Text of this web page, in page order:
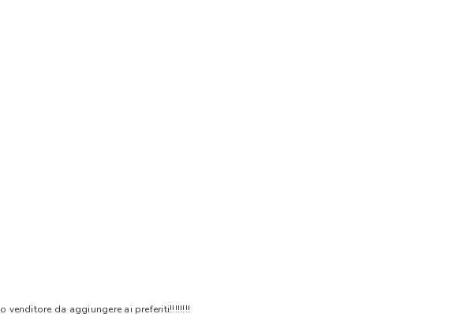
da aggiungere ai preferiti!!!!!!!!